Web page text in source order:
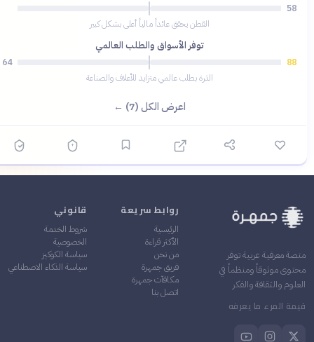
58
القطن يحقق عائداً مالياً أعلى بشكل كبير
توفر الأسواق والطلب العالمي
88
64
الذرة بطلب عالمي متزايد للأعلاف والصناعة
اعرض الكل (7) ←
منصة معرفية عربية توفر
محتوى موثوقاً ومنظماً في
العلوم والثقافة والفكر
قيمة المرء ما يعرفه
روابط سريعة
الرئيسية
الأكثر قراءة
من نحن
فريق جمهرة
مكافآت جمهرة
اتصل بنا
قانوني
شروط الخدمة
الخصوصية
سياسة الكوكيز
سياسة الذكاء الاصطناعي